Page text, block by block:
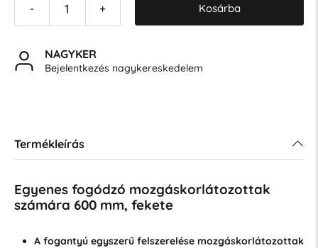
- + Kosárba
NAGYKER
Bejelentkezés nagykereskedelem
Termékleírás
Egyenes fogódzó mozgáskorlátozottak
számára 600 mm, fekete
A fogantyú egyszerű felszerelése mozgáskorlátozottak